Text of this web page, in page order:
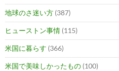
地球のさ迷い方 (387)
ヒューストン事情 (115)
米国に暮らす (366)
米国で美味しかったもの (100)